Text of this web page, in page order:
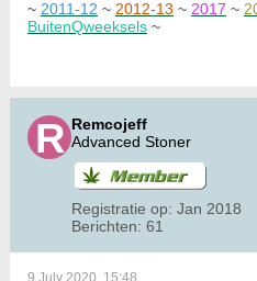
~ 2011-12 ~ 2012-13 ~ 2017 ~
BuitenQweeksels ~
Remcojeff
Advanced Stoner
Registratie op: Jan 2018
Berichten: 61
9 July 2020, 15:48